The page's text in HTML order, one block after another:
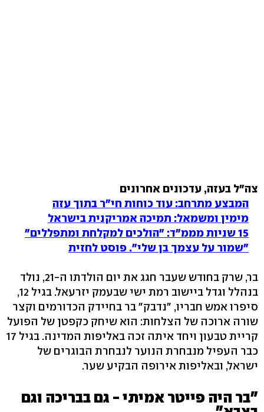
צה"ל בעזה, עדכונים אחרונים
המבצע מתרחב: עוד כוחות חי"ר בתוך עזה
מימין ומשמאל: תמיכה אמריקנית בישראל
15 שניות מממ"ד: "הולכים למקלחת ומתפללים"
"שמור על עצמך בן שלי". פוסט לחזית
בר, שרק בחודש שעבר חגג את יום הולדתו ה-21, נולד
בנהלל וגדל ביישוב רמת ישי שבעמק יזרעאל. בגיל 12,
סיפרו אמש חבריו, "נדבק" בר בחיידק הכדורמים וקצר
שורה ארוכה של הצלחות: הוא שיחק כקפטן של הפועל
קריית טבעון ויחד איתה זכה באליפות המדינה. בגיל 17
כבר העפיל מנבחרת הנוער לנבחרת הבוגרים של
ישראל, ובאליפות אירופה הבקיע שער.
"בר היה פייטר אמיתי - גם בבריכה וגם